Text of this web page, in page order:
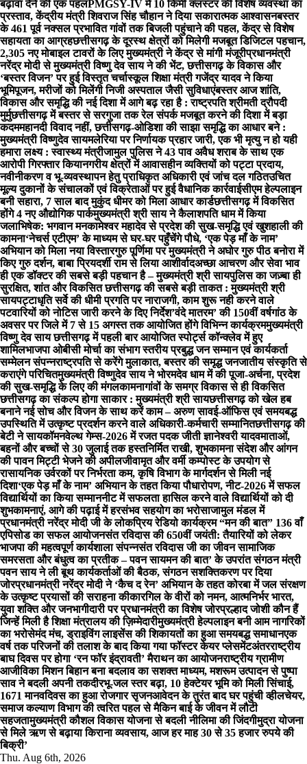
बढ़ावा देने की एक पहलPMGSY-IV में 10 किमी क्लस्टर की विशेष व्यवस्था का
प्रस्ताव, केंद्रीय मंत्री शिवराज सिंह चौहान ने दिया सकारात्मक आश्वासनबस्तर
के 461 पूर्व नक्सल प्रभावित गांवों तक बिजली पहुंचाने की पहल, केंद्र से विशेष
सहायता का आग्रहछत्तीसगढ़ के दूरस्थ क्षेत्रों को मिलेगी मजबूत डिजिटल पहचान,
2,305 नए मोबाइल टावरों के लिए मुख्यमंत्री ने केंद्र से मांगी मंजूरीप्रधानमंत्री
नरेंद्र मोदी से मुख्यमंत्री विष्णु देव साय ने की भेंट, छत्तीसगढ़ के विकास और
‘बस्तर विजन’ पर हुई विस्तृत चर्चास्कूल शिक्षा मंत्री गजेंद्र यादव ने किया
भूमिपूजन, मरीजों को मिलेंगी निजी अस्पताल जैसी सुविधाएंबस्तर आज शांति,
विकास और समृद्धि की नई दिशा में आगे बढ़ रहा है : राष्ट्रपति श्रीमती द्रौपदी
मुर्मुछत्तीसगढ़ में बस्तर से सरगुजा तक रेल संपर्क मजबूत करने की दिशा में बड़ा
कदममहानदी विवाद नहीं, छत्तीसगढ़-ओडिशा की साझा समृद्धि का आधार बने :
मुख्यमंत्री विष्णुदेव सायमलेरिया पर निर्णायक प्रहार जारी, एक भी मृत्यु न हो यही
हमारा लक्ष्य : स्वास्थ्य मंत्रीजामुल पुलिस ने 43 पाव अवैध शराब के साथ एक
आरोपी गिरफ्तार कियानगरीय क्षेत्रों में आवासहीन व्यक्तियों को पट्टा प्रदाय,
नवीनीकरण व भू-व्यवस्थापन हेतु प्राधिकृत अधिकारी एवं जांच दल गठितउचित
मूल्य दुकानों के संचालकों एवं विक्रेताओं पर हुई वैधानिक कार्रवाईसीएम हेल्पलाइन
बनी सहारा, 7 साल बाद मुकुंद धीमर को मिला आधार कार्डछत्तीसगढ़ में विकसित
होंगे 4 नए औद्योगिक पार्कमुख्यमंत्री श्री साय ने कैलाशपति धाम में किया
जलाभिषेक: भगवान मनकामेश्वर महादेव से प्रदेश की सुख-समृद्धि एवं खुशहाली की
कामना‘नेचर्स एटीएम’ के माध्यम से घर-घर पहुँचेंगे पौधे, ‘एक पेड़ माँ के नाम’
अभियान को मिला नया विस्तारगुरु पूर्णिमा पर मुख्यमंत्री ने अघोर गुरु पीठ बनोरा में
किए गुरु दर्शन, बाबा प्रियदर्शी राम से लिया आशीर्वादअच्छा आचरण और सेवा भाव
ही एक डॉक्टर की सबसे बड़ी पहचान है – मुख्यमंत्री श्री सायपुलिस का जज़्बा ही
सुरक्षित, शांत और विकसित छत्तीसगढ़ की सबसे बड़ी ताकत : मुख्यमंत्री श्री
सायपट्टाधृति सर्वे की धीमी प्रगति पर नाराजगी, काम शुरू नही करने वाले
पटवारियों को नोटिस जारी करने के दिए निर्देश’वंदे मातरम’ की 150वीं वर्षगांठ के
अवसर पर जिले में 7 से 15 अगस्त तक आयोजित होंगे विभिन्न कार्यक्रममुख्यमंत्री
विष्णु देव साय छत्तीसगढ़ में पहली बार आयोजित स्पोर्ट्स कॉन्क्लेव में हुए
शामिलभाजपा ओबीसी मोर्चा का संभाग स्तरीय प्रबुद्ध जन सम्मान एवं कार्यकर्ता
सम्मेलन संपन्नराष्ट्रपति से करेंगे मुलाकात, बस्तर की समृद्ध जनजातीय संस्कृति से
कराएंगे परिचितमुख्यमंत्री विष्णुदेव साय ने भोरमदेव धाम में की पूजा-अर्चना, प्रदेश
की सुख-समृद्धि के लिए की मंगलकामनागांवों के समग्र विकास से ही विकसित
छत्तीसगढ़ का संकल्प होगा साकार : मुख्यमंत्री श्री सायछत्तीसगढ़ को खेल हब
बनाने नई सोच और विजन के साथ करें काम – अरुण सावई-ऑफिस एवं समयबद्ध
उपस्थिति में उत्कृष्ट प्रदर्शन करने वाले अधिकारी-कर्मचारी सम्मानितछत्तीसगढ़ की
बेटी ने सायकॉमनवेल्थ गेम्स-2026 में रजत पदक जीती ज्ञानेश्वरी यादवमाताओं,
बहनों और बच्चों से 30 जुलाई तक हस्तनिर्मित राखी, शुभकामना संदेश और आंगन
की पावन मिट्टी भेजने की अपीलजीवामृत और वर्मी कम्पोस्ट के उपयोग से
रासायनिक उर्वरकों पर निर्भरता कम, कृषि विभाग के मार्गदर्शन से मिली नई
दिशा‘एक पेड़ माँ के नाम’ अभियान के तहत किया पौधारोपण, नीट-2026 में सफल
विद्यार्थियों का किया सम्माननीट में सफलता हासिल करने वाले विद्यार्थियों को दी
शुभकामनाएं, आगे की पढ़ाई में हरसंभव सहयोग का भरोसाजामुल मंडल में
प्रधानमंत्री नरेंद्र मोदी जी के लोकप्रिय रेडियो कार्यक्रम “मन की बात” 136 वाँ
एपिसोड का सफल आयोजनसंत रविदास की 650वीं जयंती: तैयारियों को लेकर
भाजपा की महत्वपूर्ण कार्यशाला संपन्नसंत रविदास जी का जीवन सामाजिक
समरसता और बंधुत्व का प्रतीक – पवन सायमन की बात’ के उपरांत संगठन मंत्री
पवन साय ने ली बूथ कार्यकर्ताओं की बैठक, संगठन सशक्तिकरण पर दिया
जोरप्रधानमंत्री नरेंद्र मोदी ने ‘कैच द रेन’ अभियान के तहत कोरबा में जल संरक्षण
के उत्कृष्ट प्रयासों की सराहना कीकारगिल के वीरों को नमन, आत्मनिर्भर भारत,
युवा शक्ति और जनभागीदारी पर प्रधानमंत्री का विशेष जोरप्रल्हाद जोशी कौन हैं
जिन्हें मिली है शिक्षा मंत्रालय की ज़िम्मेदारीमुख्यमंत्री हेल्पलाइन बनी आम नागरिकों
का भरोसेमंद मंच, ड्राइविंग लाइसेंस की शिकायतों का हुआ समयबद्ध समाधानएक
वर्ष तक परिजनों की तलाश के बाद किया गया फॉस्टर केयर प्लेसमेंटअंतरराष्ट्रीय
बाघ दिवस पर होगा ‘रन फॉर इंद्रावती’ मैराथन का आयोजनराष्ट्रीय ग्रामीण
आजीविका मिशन बिहान बना बदलाव का सशक्त माध्यम, मशरूम उत्पादन से पुष्पा
साव ने बदली अपनी तकदीरभू-जल स्तर बढ़ा, 10 हेक्टेयर भूमि को मिली सिंचाई,
1671 मानवदिवस का हुआ रोजगार सृजनआवेदन के तुरंत बाद घर पहुंची व्हीलचेयर,
समाज कल्याण विभाग की त्वरित पहल से मैकिन बाई के जीवन में लौटी
सहजतामुख्यमंत्री कौशल विकास योजना से बदली नीलिमा की जिंदगीमुद्रा योजना
से मिले ऋण से बढ़ाया किराना व्यवसाय, आज हर माह 30 से 35 हजार रुपये की
बिक्री’
Thu. Aug 6th, 2026